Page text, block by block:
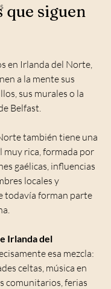
que siguen
en Irlanda del Norte,
a la mente sus
sus murales o la
Belfast.
también tiene una
rica, formada por
gaélicas, influencias
locales y
todavía forman parte
Irlanda del
esa mezcla:
celtas, música en
comunitarios, ferias